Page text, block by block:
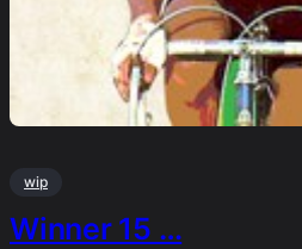
wip
Winner 15 …